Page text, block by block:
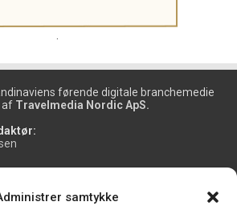
samtykke
førende digitale branchemedie
af Travelmedia Nordic ApS.